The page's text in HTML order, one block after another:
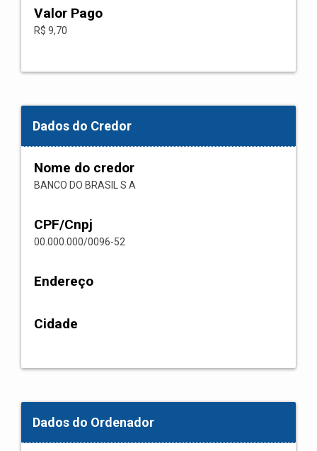
Valor Pago
R$ 9,70
Dados do Credor
Nome do credor
BANCO DO BRASIL S A
CPF/Cnpj
00.000.000/0096-52
Endereço
Cidade
Dados do Ordenador